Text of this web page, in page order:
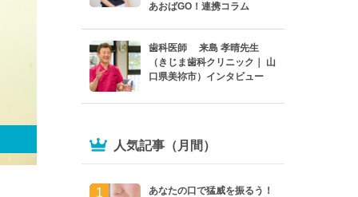
あおばGO！連携コラム
歯科医師 来島 孝晴先生
（きじま歯科クリニック｜ 山
口県美祢市）インタビュー
人気記事（月間）
あなたの口で猛威を振るう！